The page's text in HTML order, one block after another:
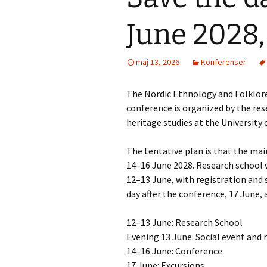
Folklore Conference
Svenska etnologidagarna
2026
Nature(s) in Narrative
Swedish STS conference
2026: Cross-Pollinations,
ISFNR
spår:
Unescos
kulturarv
Networks,
Systems,
Media
Symposium
June
maj 13, 2026 Konferenser
The Nordic Ethnology and
conference is organized by the
heritage studies at the University
The tentative plan is that the
14–16 June 2028. Research
12–13 June, with registration and
day after the conference, 17 June,
12–13 June: Research School
Evening 13 June: Social event
14–16 June: Conference